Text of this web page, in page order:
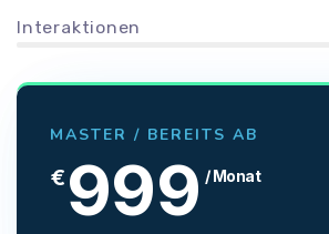
Interaktionen
MASTER / BEREITS AB
€ 999 / Monat